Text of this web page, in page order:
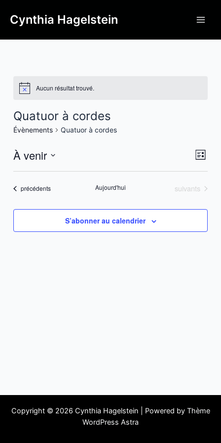
Cynthia Hagelstein
Aucun résultat trouvé.
Quatuor à cordes
Évènements Quatuor à cordes
par
Liste
À venir
date.Évènements
précédents Aujourd'hui Évènements
suivants
S’abonner au calendrier
Copyright © 2026 Cynthia Hagelstein | Powered by Thème
WordPress Astra